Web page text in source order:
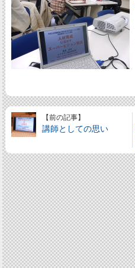
【前の記事】
講師としての思い